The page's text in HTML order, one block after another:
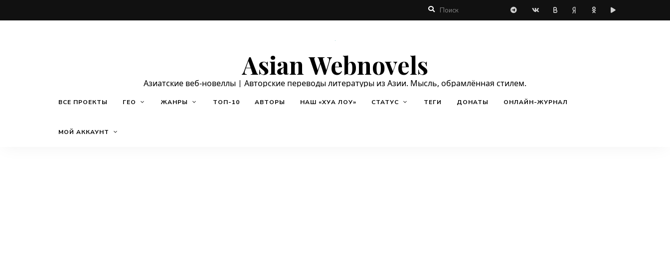
Asian Webnovels
Азиатские веб-новеллы | Авторские переводы литературы из Азии. Мысль, обрамлённая стилем.
ВСЕ ПРОЕКТЫ ГЕО ЖАНРЫ ТОП-10 АВТОРЫ НАШ «ХУА ЛОУ» СТАТУС ТЕГИ ДОНАТЫ ОНЛАЙН-ЖУРНАЛ
МОЙ АККАУНТ